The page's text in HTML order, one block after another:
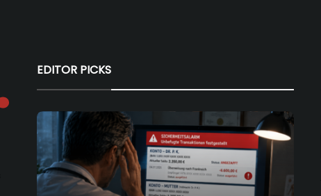
EDITOR PICKS